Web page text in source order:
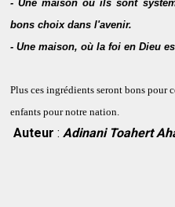
- Une maison où ils sont
bons choix dans l'avenir.
- Une maison, où la foi en Dieu
Plus ces ingrédients seront bons pour
enfants pour notre nation.
Auteur :Adinani Toahert